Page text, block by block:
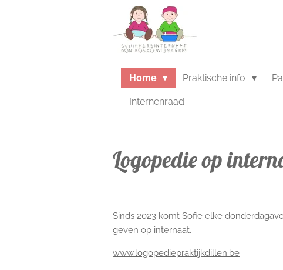
Home Praktische info
Internenraad
Logopedie op
Sinds 2023 komt Sofie elke
geven op internaat.
www.logopediepraktijkdillen.be